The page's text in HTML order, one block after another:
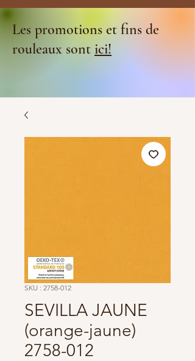
Les promotions et fins de
rouleaux sontici!
SKU : 2758-012
SEVILLA JAUNE
(orange-jaune)
2758-012